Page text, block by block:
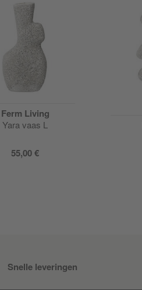
Ferm Living
Yara vaas L
55,00 €
Snelle leveringen